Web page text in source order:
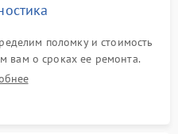
поломку и стоимость
вам о сроках ее ремонта.